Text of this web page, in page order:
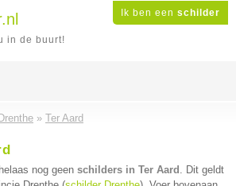
Ik ben een schilder
in de buurt!
Drenthe » Ter Aard
nog geen schilders in Ter Aard . Dit geldt